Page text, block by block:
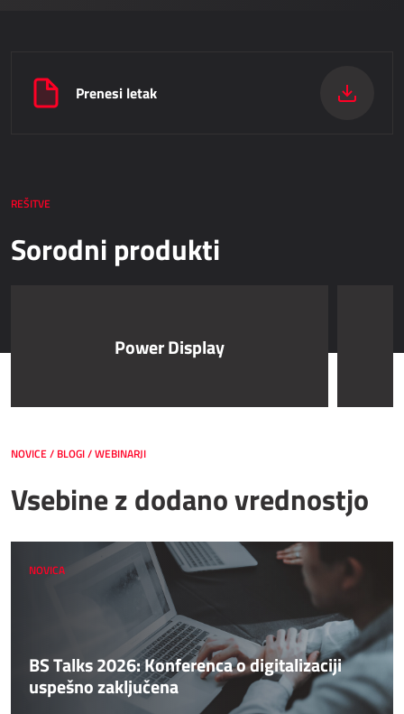
Prenesi letak
REŠITVE
Sorodni produkti
Power Display
NOVICE / BLOGI / WEBINARJI
Vsebine z dodano vrednostjo
NOVICA
BS Talks 2026: Konferenca o digitalizaciji
uspešno zaključena